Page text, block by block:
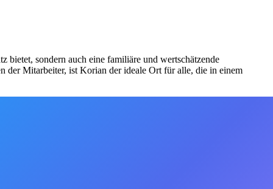
sondern auch eine familiäre und wertschätzende
der Mitarbeiter, ist Korian der ideale Ort für alle, die in einem